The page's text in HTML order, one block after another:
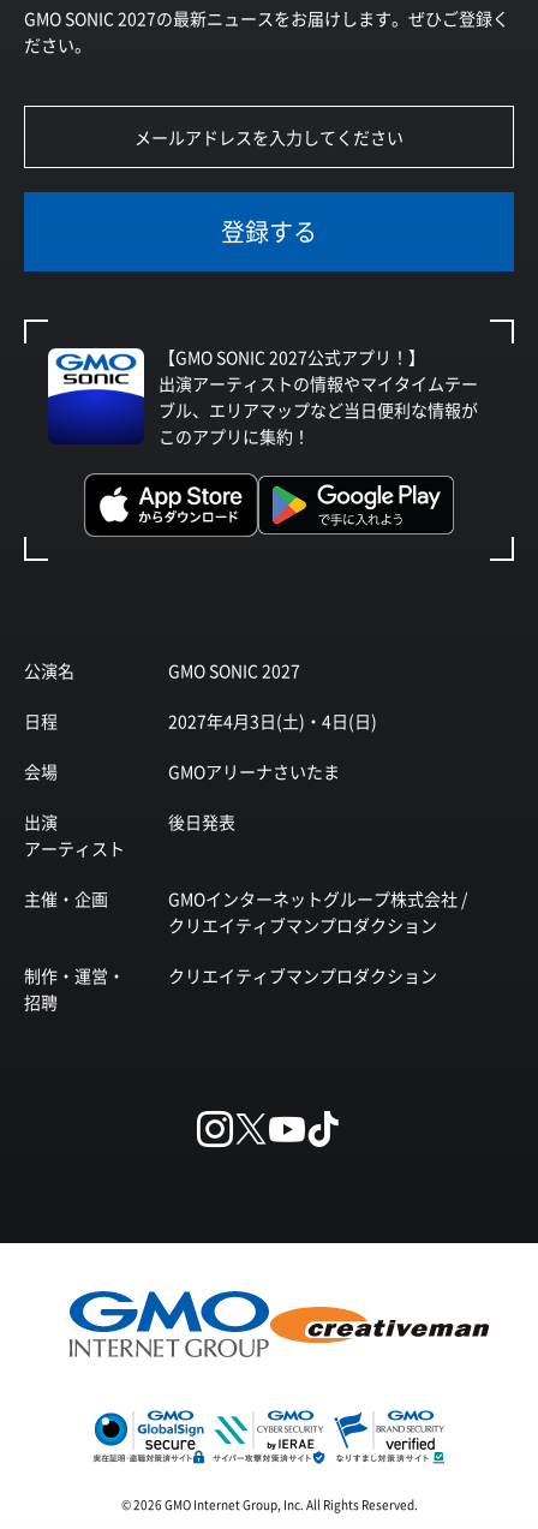
公演名 GMO SONIC 2027
日程 2027年4月3日(土)・4日(日)
会場 GMOアリーナさいたま
出演
アーティスト
後日発表
主催・企画
GMOインターネットグループ株式会社 /
クリエイティブマンプロダクション
制作・運営・
招聘
クリエイティブマンプロダクション
GMO SONIC 2027の最新ニュースをお届けします。ぜひご登録く
ださい。
登録する
【GMO SONIC 2027公式アプリ！】
出演アーティストの情報やマイタイムテー
ブル、エリアマップなど当日便利な情報が
このアプリに集約！
© 2026 GMO Internet Group, Inc. All Rights Reserved.